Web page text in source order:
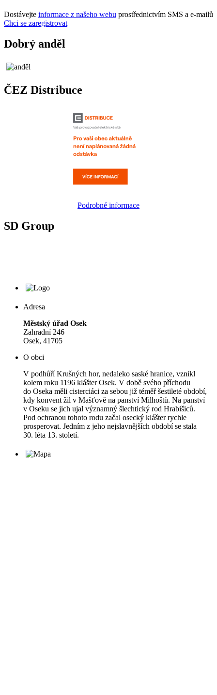
Dostávejte informace z našeho webu prostřednictvím SMS a e-mailů
Chci se zaregistrovat
Dobrý anděl
ČEZ Distribuce
Podrobné informace
SD Group
Adresa
Městský úřad Osek
Zahradní 246
Osek, 41705
O obci
V podhůří Krušných hor, nedaleko saské hranice, vznikl
kolem roku 1196 klášter Osek. V době svého příchodu
do Oseka měli cisterciáci za sebou již téměř šestileté období,
kdy konvent žil v Mašťově na panství Milhoštů. Na panství
v Oseku se jich ujal významný šlechtický rod Hrabišiců.
Pod ochranou tohoto rodu začal osecký klášter rychle
prosperovat. Jedním z jeho nejslavnějších období se stala
30. léta 13. století.